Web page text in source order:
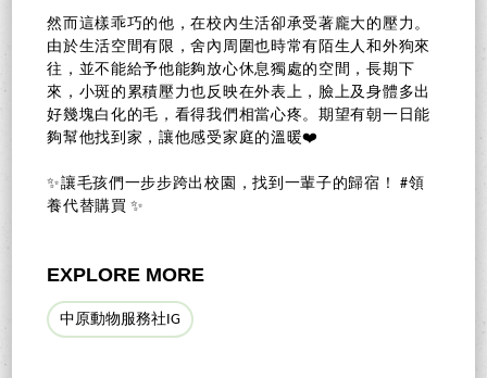
然而這樣乖巧的他，在校內生活卻承受著龐大的壓力。
由於生活空間有限，舍內周圍也時常有陌生人和外狗來
往，並不能給予他能夠放心休息獨處的空間，長期下
來，小斑的累積壓力也反映在外表上，臉上及身體多出
好幾塊白化的毛，看得我們相當心疼。期望有朝一日能
夠幫他找到家，讓他感受家庭的溫暖❤️
✨讓毛孩們一步步跨出校園，找到一輩子的歸宿！ #領
養代替購買 ✨
EXPLORE MORE
中原動物服務社IG